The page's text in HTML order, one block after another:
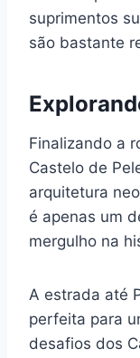
suprimentos
são bastante
Finalizando a
Castelo de
arquitetura
é apenas um
mergulho na
A estrada até
perfeita para
desafios dos